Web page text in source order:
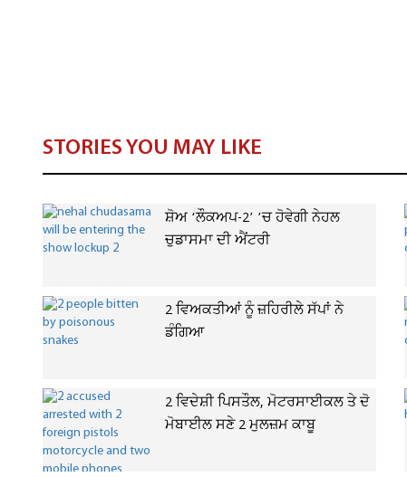
STORIES YOU MAY LIKE
ਸ਼ੋਅ ‘ਲੌਕਅਪ-2’ ’ਚ ਹੋਵੇਗੀ ਨੇਹਲ
ਚੁਡਾਸਮਾ ਦੀ ਐਂਟਰੀ
2 ਵਿਅਕਤੀਆਂ ਨੂੰ ਜ਼ਹਿਰੀਲੇ ਸੱਪਾਂ ਨੇ
ਡੰਗਿਆ
2 ਵਿਦੇਸ਼ੀ ਪਿਸਤੌਲ, ਮੋਟਰਸਾਈਕਲ ਤੇ ਦੋ
ਮੋਬਾਈਲ ਸਣੇ 2 ਮੁਲਜ਼ਮ ਕਾਬੂ